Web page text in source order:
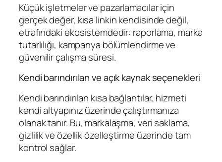
Küçük işletmeler ve pazarlamacılar için
gerçek değer, kısa linkin kendisinde değil,
etrafındaki ekosistemdedir: raporlama, marka
tutarlılığı, kampanya bölümlendirme ve
güvenilir çalışma süresi.
Kendi barındırılan ve açık kaynak seçenekleri
Kendi barındırılan kısa bağlantılar, hizmeti
kendi altyapınız üzerinde çalıştırmanıza
olanak tanır. Bu, markalaşma, veri saklama,
gizlilik ve özellik özelleştirme üzerinde tam
kontrol sağlar.